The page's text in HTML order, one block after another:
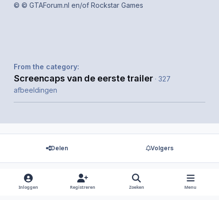
© © GTAForum.nl en/of Rockstar Games
From the category:
Screencaps van de eerste trailer · 327
afbeeldingen
Delen Volgers
Er zijn geen reacties om weer te geven.
Inloggen Registreren Zoeken Menu